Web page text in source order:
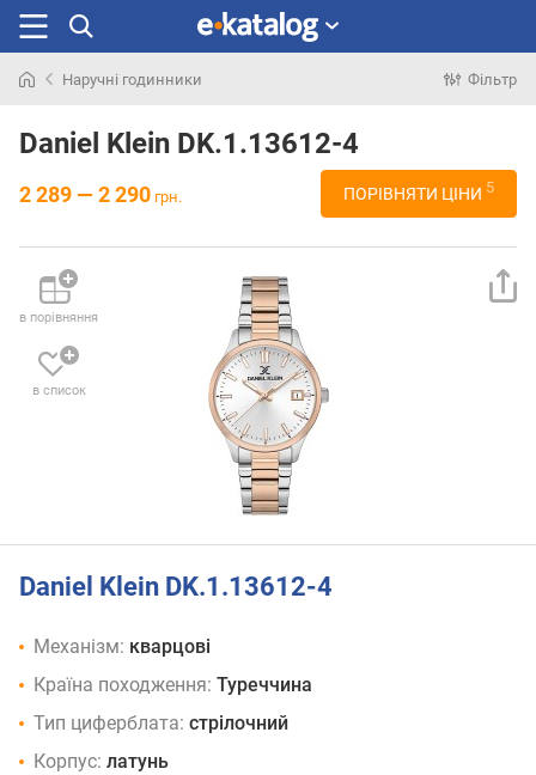
раніше
Наручні годинники Фільтр
Daniel Klein DK.1.13612-4
2 289 — 2 290 грн. ПОРІВНЯТИ ЦІНИ 5
в порівняння
в список
Daniel Klein DK.1.13612-4
Механізм: кварцові
Країна походження: Туреччина
Тип циферблата: стрілочний
Корпус: латунь